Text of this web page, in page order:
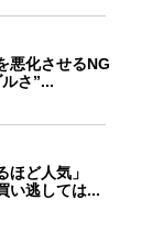
悪化させるNG
さ”...
ど人気」
い逃しては...